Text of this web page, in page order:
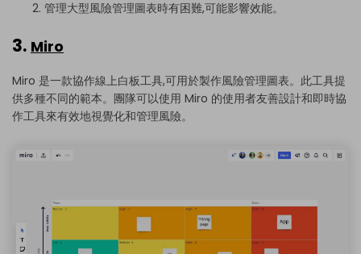
管理大型風險管理圖表時有困難,可能影響效能。
3. Miro
Miro 是一款協作線上白板工具,可用於製作風險管理圖表。此工具提
供多種不同的範本。團隊可以使用 Miro 的使用者友善設計和即時協
作工具來有效地視覺化和管理風險。